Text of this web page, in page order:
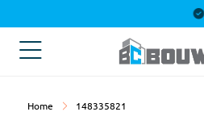
Home 148335821